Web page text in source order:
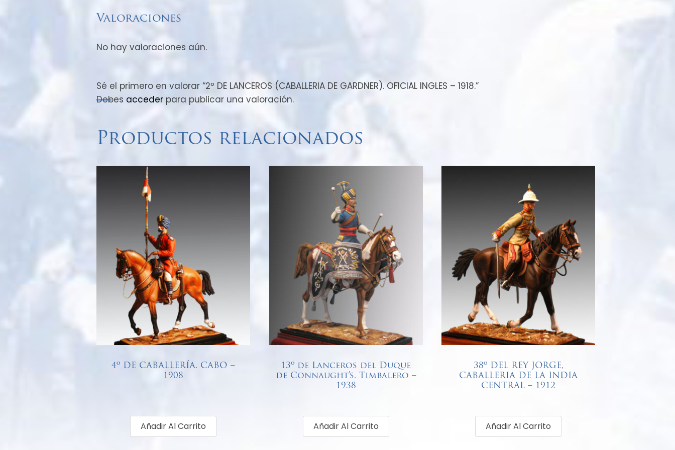
Valoraciones
No hay valoraciones aún.
Sé el primero en valorar “2º DE LANCEROS (CABALLERIA DE GARDNER). OFICIAL INGLES – 1918.”
Debes acceder para publicar una valoración.
Productos relacionados
4º DE CABALLERÍA. CABO –
1908
Añadir Al Carrito
13º de Lanceros del Duque
de Connaught’s. Timbalero –
1938
Añadir Al Carrito
38º DEL REY JORGE,
CABALLERIA DE LA INDIA
CENTRAL – 1912
Añadir Al Carrito